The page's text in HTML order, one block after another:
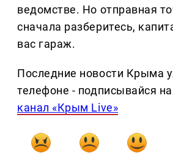
ведомстве. Но отправная
сначала разберитесь,
вас гараж.
Последние новости Крыма
телефоне - подписывайся на
канал «Крым Live»